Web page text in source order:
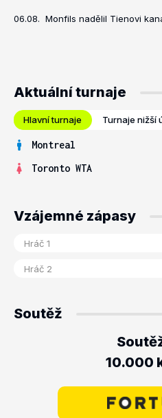
06.08. Monfils nadělil Tienovi
Aktuální turnaje
Hlavní turnaje Turnaje nižší
Montreal
Toronto WTA
Vzájemné zápasy
Soutěž
10.000